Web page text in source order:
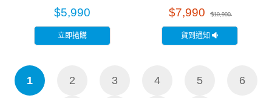
$5,990
立即搶購
$7,990 $10,900
貨到通知
1 2 3 4 5 6